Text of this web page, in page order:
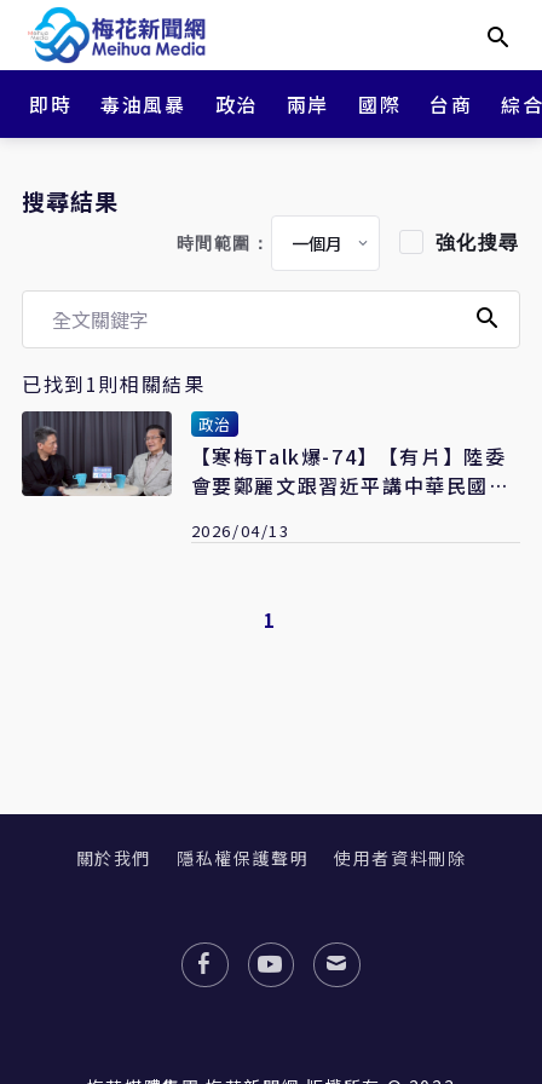
即時 毒油風暴 政治 兩岸 國際 台商 綜
搜尋結果
時間範圍： 強化搜尋
已找到1則相關結果
政治
【寒梅Talk爆-74】【有片】陸委
會要鄭麗文跟習近平講中華民國
權？
2026/04/13
1
關於我們 隱私權保護聲明 使用者資料刪除